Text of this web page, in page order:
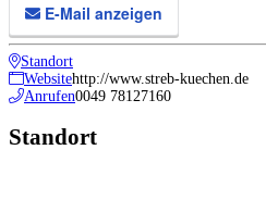
E-Mail anzeigen
Standort
Websitehttp://www.streb-kuechen.de
Anrufen0049 78127160
Standort